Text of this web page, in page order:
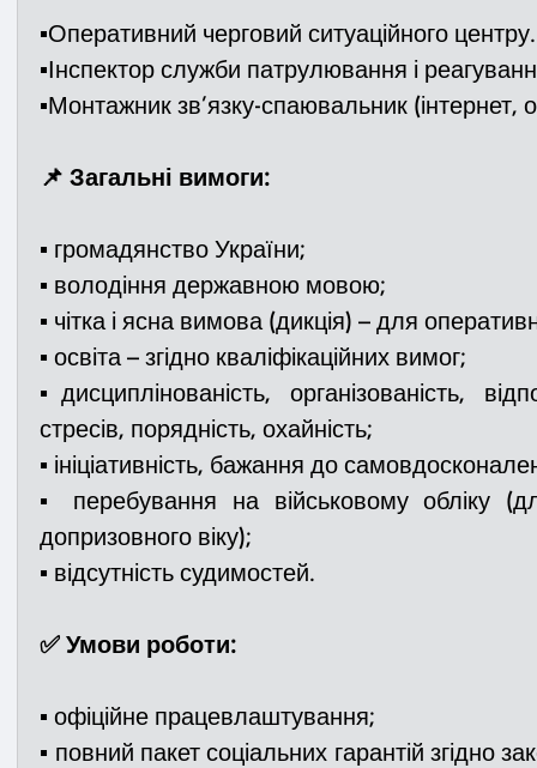
▪️Оперативний черговий ситуаційного центру.
▪️Інспектор служби патрулювання і
▪️Монтажник зв’язку-спаювальник
📌 Загальні вимоги:
▪️ громадянство України;
▪️ володіння державною мовою;
▪️ чітка і ясна вимова (дикція) – для
▪️ освіта – згідно кваліфікаційних вимог;
▪️дисциплінованість, організованість,
стресів, порядність, охайність;
▪️ ініціативність, бажання до
▪️ перебування на військовому обліку
допризовного віку);
▪️ відсутність судимостей.
✅ Умови роботи:
▪️ офіційне працевлаштування;
▪️ повний пакет соціальних гарантій згідно